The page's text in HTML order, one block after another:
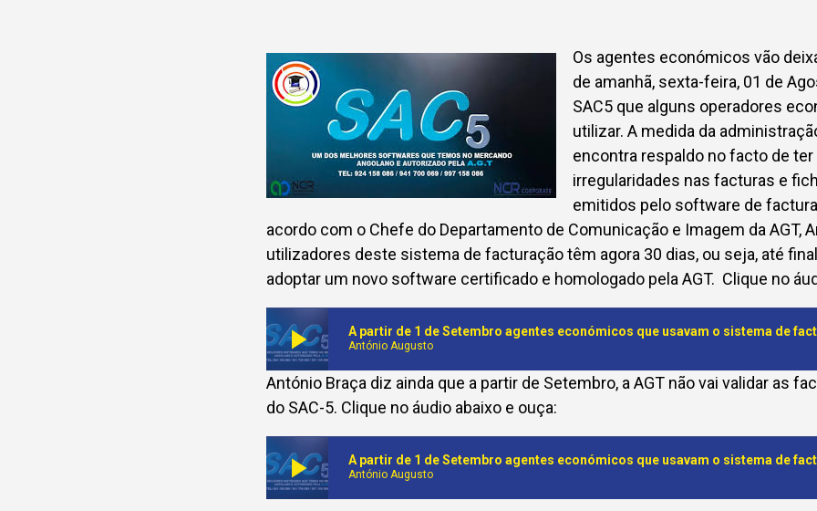
Os agentes económicos vão
de amanhã, sexta-feira, 01 de
SAC5 que alguns operadores
utilizar. A medida da
encontra respaldo no facto de
irregularidades nas facturas e
emitidos pelo software de
acordo com o Chefe do Departamento de Comunicação e Imagem da AGT,
utilizadores deste sistema de facturação têm agora 30 dias, ou seja, até
adoptar um novo software certificado e homologado pela AGT. Clique no
play_arrow António Augusto
António Braça diz ainda que a partir de Setembro, a AGT não vai validar as
do SAC-5. Clique no áudio abaixo e ouça:
play_arrow António Augusto